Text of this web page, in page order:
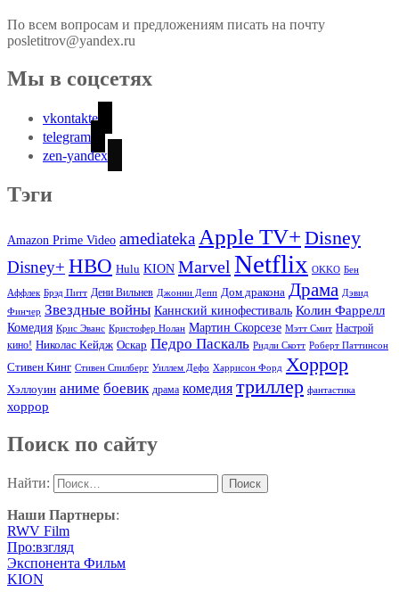
По всем вопросам и предложениям писать на почту
posletitrov@yandex.ru
Мы в соцсетях
vkontakte
telegram
zen-yandex
Тэги
Amazon Prime Video amediateka Apple TV+ Disney
Disney+ HBO Hulu KION Marvel Netflix OKKO Бен
Аффлек Брэд Питт Дени Вильнев Джонни Депп Дом дракона Драма Дэвид
Финчер Звездные войны Каннский кинофестиваль Колин Фаррелл
Комедия Крис Эванс Кристофер Нолан Мартин Скорсезе Мэтт Смит Настрой
кино! Николас Кейдж Оскар Педро Паскаль Ридли Скотт Роберт Паттинсон
Стивен Кинг Стивен Спилберг Уиллем Дефо Харрисон Форд Хоррор
Хэллоуин аниме боевик драма комедия триллер фантастика
хоррор
Поиск по сайту
Найти:
Наши Партнеры:
RWV Film
Про:взгляд
Экспонента Фильм
KION